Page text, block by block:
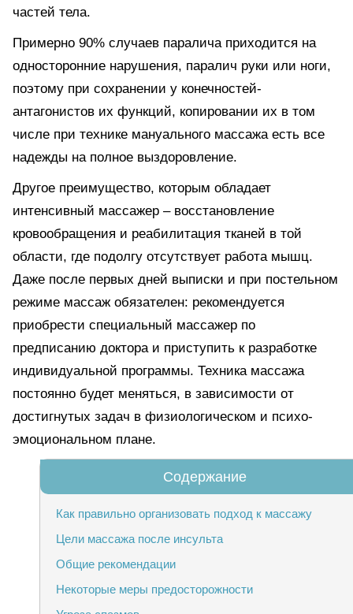
частей тела.
Примерно 90% случаев паралича приходится на
односторонние нарушения, паралич руки или ноги,
поэтому при сохранении у конечностей-
антагонистов их функций, копировании их в том
числе при технике мануального массажа есть все
надежды на полное выздоровление.
Другое преимущество, которым обладает
интенсивный массажер – восстановление
кровообращения и реабилитация тканей в той
области, где подолгу отсутствует работа мышц.
Даже после первых дней выписки и при постельном
режиме массаж обязателен: рекомендуется
приобрести специальный массажер по
предписанию доктора и приступить к разработке
индивидуальной программы. Техника массажа
постоянно будет меняться, в зависимости от
достигнутых задач в физиологическом и психо-
эмоциональном плане.
Как правильно организовать подход к массажу
Цели массажа после инсульта
Общие рекомендации
Некоторые меры предосторожности